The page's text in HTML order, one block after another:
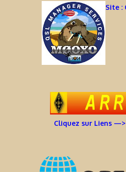
Site :
Cliquez sur Liens —>